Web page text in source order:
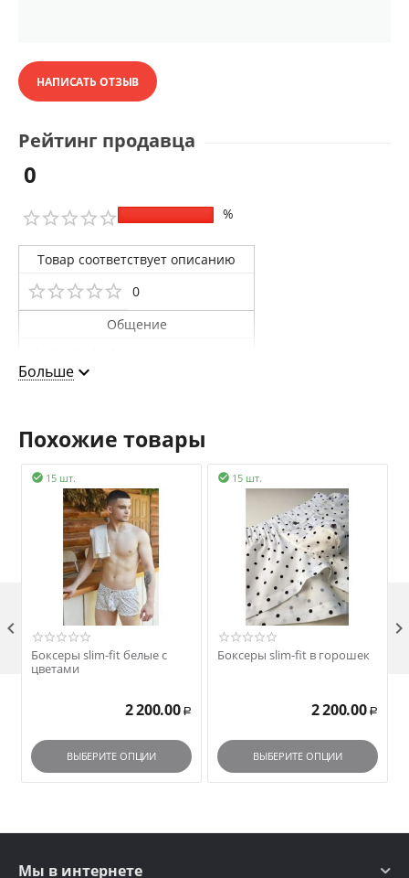
НАПИСАТЬ ОТЗЫВ
Рейтинг продавца
0
%
Товар соответствует описанию
0
Общение
Больше
Похожие товары
15 шт.

Боксеры slim-fit белые с
цветами
2 200.00 Р
ВЫБЕРИТЕ ОПЦИИ
15 шт.

Боксеры slim-fit в горошек
2 200.00 Р
ВЫБЕРИТЕ ОПЦИИ
 
Мы в интернете